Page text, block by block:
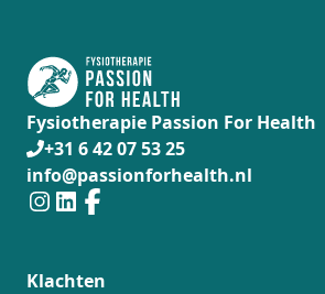
Fysiotherapie Passion For Health
+31 6 42 07 53 25
info@passionforhealth.nl
Klachten